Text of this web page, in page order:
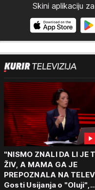
Skini aplikaciju
"NISMO ZNALI DA LI JE
ŽIV, A MAMA GA JE
PREPOZNALA NA
Gosti Usijanja o "Oluji",